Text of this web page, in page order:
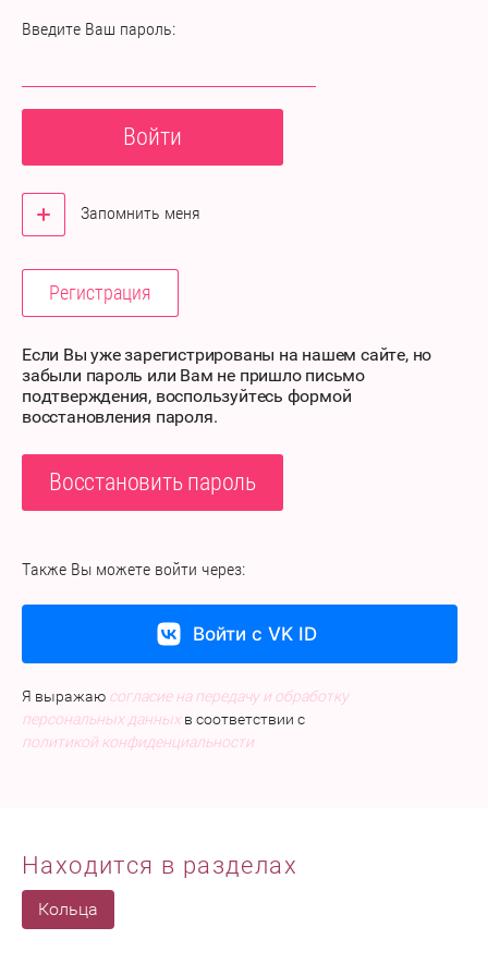
Введите Ваш пароль:
Войти
Запомнить меня
Регистрация
Если Вы уже зарегистрированы на нашем сайте, но
забыли пароль или Вам не пришло письмо
подтверждения, воспользуйтесь формой
восстановления пароля.
Восстановить пароль
Также Вы можете войти через:
Войти с VK ID
Я выражаю согласие на передачу и обработку
персональных данных в соответствии с
политикой конфиденциальности
Находится в разделах
Кольца